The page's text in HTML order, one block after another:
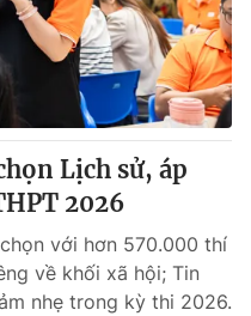
lòng Việt
mình bằng AI
Lịch sử, áp
2026
với hơn 570.000 thí
về khối xã hội; Tin
nhẹ trong kỳ thi 2026.